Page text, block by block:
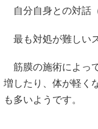
自分自身との対話
最も対処が難しい
筋膜の施術によっ
増したり、体が軽く
も多いようです。